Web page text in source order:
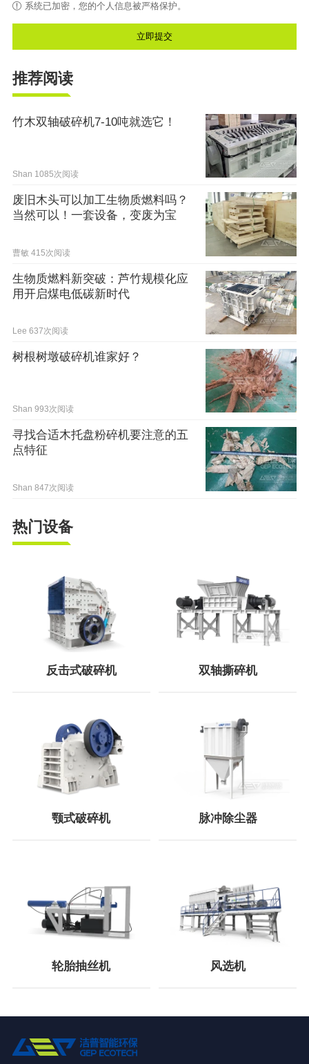
系统已加密，您的个人信息被严格保护。
推荐阅读
竹木双轴破碎机7-10吨就选它！
Shan 1085次阅读
废旧木头可以加工生物质燃料吗？
当然可以！一套设备，变废为宝
曹敏 415次阅读
生物质燃料新突破：芦竹规模化应
用开启煤电低碳新时代
Lee 637次阅读
树根树墩破碎机谁家好？
Shan 993次阅读
寻找合适木托盘粉碎机要注意的五
点特征
Shan 847次阅读
热门设备
反击式破碎机 双轴撕碎机
颚式破碎机 脉冲除尘器
轮胎抽丝机 风选机